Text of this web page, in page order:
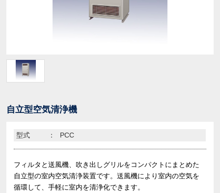
自立型空気清浄機
型式 ： PCC
フィルタと送風機、吹き出しグリルをコンパクトにまとめた
自立型の室内空気清浄装置です。送風機により室内の空気を
循環して、手軽に室内を清浄化できます。